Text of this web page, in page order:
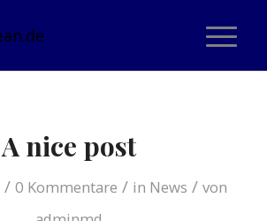
A nice post
/ 0 Kommentare / in News / von